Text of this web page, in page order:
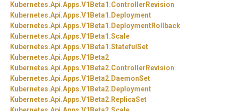
Kubernetes.Api.Apps.V1Beta1.ControllerRevision
Kubernetes.Api.Apps.V1Beta1. Deployment
Kubernetes.Api.Apps.V1Beta1. DeploymentRollback
Kubernetes.Api.Apps.V1Beta1.Scale
Kubernetes.Api.Apps.V1Beta1.StatefulSet
Kubernetes.Api.Apps.V1Beta2
Kubernetes.Api.Apps.V1Beta2.ControllerRevision
Kubernetes.Api.Apps.V1Beta2. DaemonSet
Kubernetes.Api.Apps.V1Beta2. Deployment
Kubernetes.Api.Apps.V1Beta2. ReplicaSet